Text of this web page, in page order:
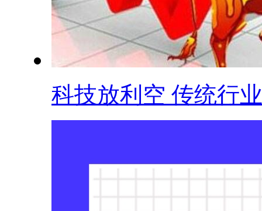
科技放利空 传统行